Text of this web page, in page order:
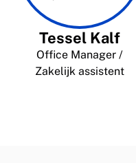
Tessel Kalf
Office Manager /
Zakelijk assistent